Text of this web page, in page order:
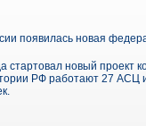
появилась новая
стартовал новый проект
РФ работают 27 АСЦ